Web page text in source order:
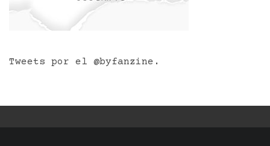
Tweets por el @byfanzine.